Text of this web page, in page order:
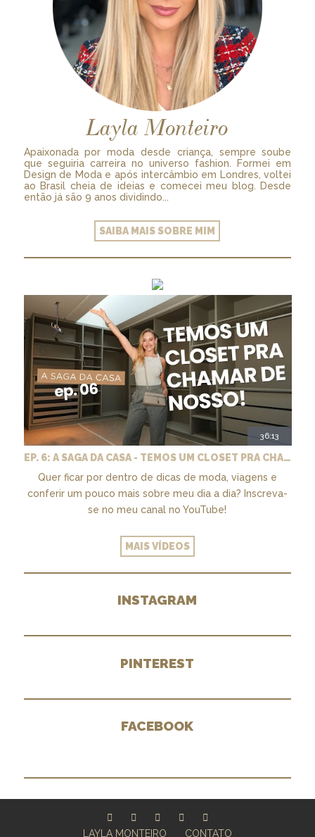
Layla Monteiro
Apaixonada por moda desde criança, sempre soube
que seguiria carreira no universo fashion. Formei em
Design de Moda e após intercâmbio em Londres, voltei
ao Brasil cheia de ideias e comecei meu blog. Desde
então já são 9 anos dividindo...
SAIBA MAIS SOBRE MIM
36:13
EP. 6: A SAGA DA CASA - TEMOS UM CLOSET PRA CHAMAR DE NOSSO + MARCENARIA E PAISAGISMO
Quer ficar por dentro de dicas de moda, viagens e
conferir um pouco mais sobre meu dia a dia? Inscreva-
se no meu canal no YouTube!
MAIS VÍDEOS
INSTAGRAM
PINTEREST
FACEBOOK
LAYLA MONTEIRO CONTATO